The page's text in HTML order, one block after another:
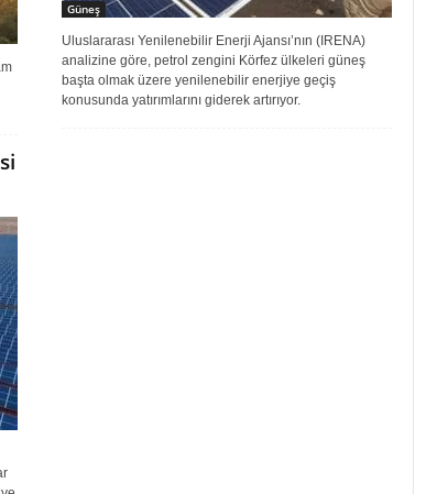
Güneş
Uluslararası Yenilenebilir Enerji Ajansı’nın (IRENA)
analizine göre, petrol zengini Körfez ülkeleri güneş
başta olmak üzere yenilenebilir enerjiye geçiş
konusunda yatırımlarını giderek artırıyor.